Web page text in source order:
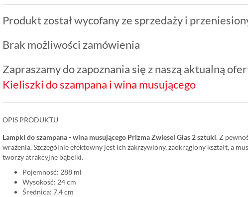
Produkt został wycofany ze sprzedaży i
Brak możliwości zamówienia
Zapraszamy do zapoznania się z naszą aktualną
Kieliszki do szampana i wina musującego
OPIS PRODUKTU
Lampki do szampana - wina musującego Prizma Zwiesel Glas 2 sztuki. Z
wrażenia. Szczególnie efektowny jest ich zakrzywiony, zaokrąglony kształt, a
tworzy atrakcyjne bąbelki.
Pojemność: 288 ml
Wysokość: 24 cm
Średnica: 7,4 cm